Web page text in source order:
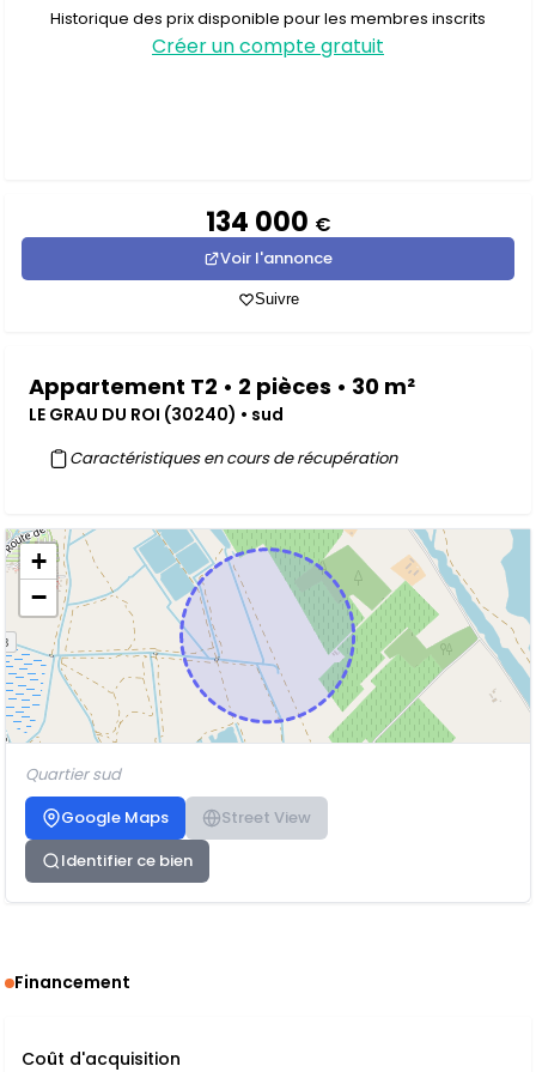
Historique des prix disponible pour les membres inscrits
Créer un compte gratuit
134 000 €
Voir l'annonce
Suivre
Appartement T2 • 2 pièces • 30 m²
LE GRAU DU ROI (30240) • sud
Caractéristiques en cours de récupération
+
−
Quartier sud
Google Maps
Street View
Identifier ce bien
Financement
Coût d'acquisition